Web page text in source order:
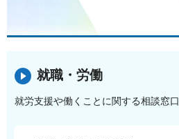
就職・労働
就労支援や働くことに関する相談窓口